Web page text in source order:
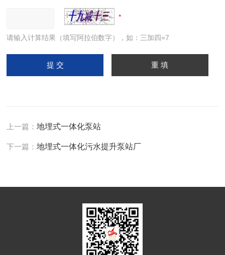
请输入计算结果（填写阿拉伯数字），如：三加四=7
上一篇：地埋式一体化泵站
下一篇：地埋式一体化污水提升泵站厂